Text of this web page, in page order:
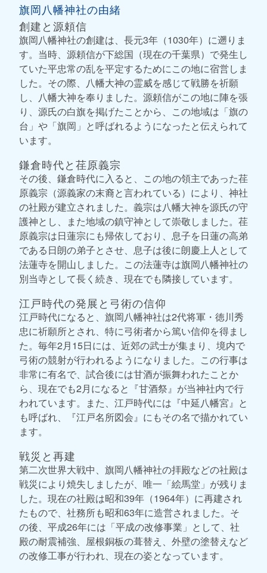
旗岡八幡神社の由緒
創建と源頼信
旗岡八幡神社の創建は、長元3年（1030年）に遡りま
す。当時、源頼信が下総国（現在の千葉県）で発生し
ていた平忠常の乱を平定するためにこの地に宿営しま
した。その際、八幡大神の霊威を感じて戦勝を祈願
し、八幡大神を奉りました。源頼信がこの地に陣を張
り、源氏の白旗を掲げたことから、この地域は「旗の
台」や「旗岡」と呼ばれるようになったと伝えられて
います。
鎌倉時代と荏原義宗
その後、鎌倉時代に入ると、この地の領主であった荏
原義宗（源義家の末裔と言われている）により、神社
の社殿が建立されました。義宗は八幡大神を源氏の守
護神とし、また地域の鎮守神として崇敬しました。荏
原義宗は日蓮宗にも帰依しており、息子を日蓮の高弟
である日朗の弟子とさせ、息子は後に朗慶上人として
法蓮寺を開山しました。この法蓮寺は旗岡八幡神社の
別当寺として長く続き、現在でも隣接しています。
江戸時代の発展と弓術の信仰
江戸時代になると、旗岡八幡神社は2代将軍・徳川秀
忠に祈願所とされ、特に弓術者から篤い信仰を得まし
た。毎年2月15日には、近郊の武士が集まり、境内で
弓術の競射が行われるようになりました。この行事は
非常に有名で、試合後には甘酒が振舞われたことか
ら、現在でも2月になると『甘酒祭』が当神社内で行
われています。また、江戸時代には『中延八幡宮』と
も呼ばれ、『江戸名所図会』にもその名で描かれてい
ます。
戦災と再建
第二次世界大戦中、旗岡八幡神社の拝殿などの社殿は
戦災により焼失しましたが、唯一「絵馬堂」が残りま
した。現在の社殿は昭和39年（1964年）に再建され
たもので、社務所も昭和63年に造営されました。そ
の後、平成26年には「平成の改修事業」として、社
殿の耐震補強、屋根銅板の葺替え、外壁の塗替えなど
の改修工事が行われ、現在の姿となっています。